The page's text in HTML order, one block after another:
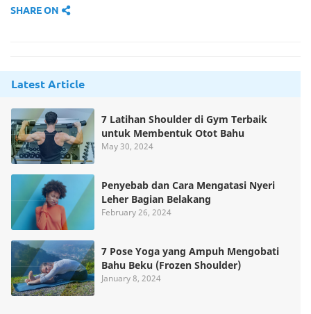
SHARE ON
Latest Article
7 Latihan Shoulder di Gym Terbaik
untuk Membentuk Otot Bahu
May 30, 2024
Penyebab dan Cara Mengatasi Nyeri
Leher Bagian Belakang
February 26, 2024
7 Pose Yoga yang Ampuh Mengobati
Bahu Beku (Frozen Shoulder)
January 8, 2024